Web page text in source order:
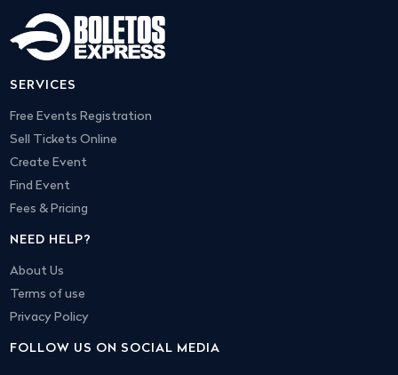
SERVICES
Free Events Registration
Sell Tickets Online
Create Event
Find Event
Fees & Pricing
NEED HELP?
About Us
Terms of use
Privacy Policy
FOLLOW US ON SOCIAL MEDIA